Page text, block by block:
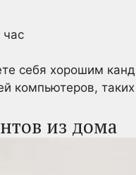
час
себя хорошим
компьютеров,
из дома